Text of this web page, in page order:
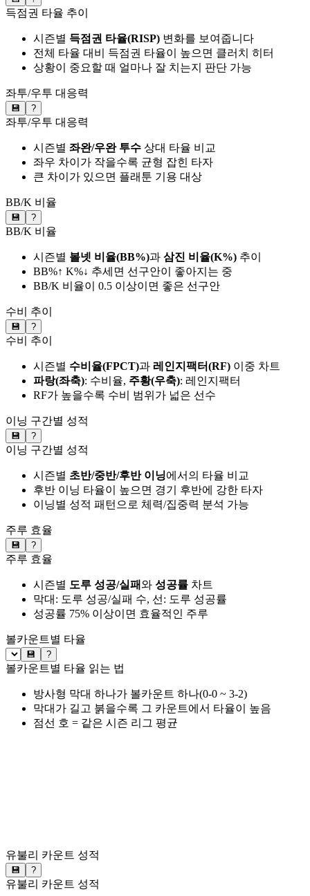
득점권 타율 추이
시즌별 득점권 타율(RISP) 변화를 보여줍니다
전체 타율 대비 득점권 타율이 높으면 클러치 히터
상황이 중요할 때 얼마나 잘 치는지 판단 가능
좌투/우투 대응력
💾 ?
좌투/우투 대응력
시즌별 좌완/우완 투수 상대 타율 비교
좌우 차이가 작을수록 균형 잡힌 타자
큰 차이가 있으면 플래툰 기용 대상
BB/K 비율
💾 ?
BB/K 비율
시즌별 볼넷 비율(BB%)과 삼진 비율(K%) 추이
BB%↑ K%↓ 추세면 선구안이 좋아지는 중
BB/K 비율이 0.5 이상이면 좋은 선구안
수비 추이
💾 ?
수비 추이
시즌별 수비율(FPCT)과 레인지팩터(RF) 이중 차트
파랑(좌축): 수비율, 주황(우축): 레인지팩터
RF가 높을수록 수비 범위가 넓은 선수
이닝 구간별 성적
💾 ?
이닝 구간별 성적
시즌별 초반/중반/후반 이닝에서의 타율 비교
후반 이닝 타율이 높으면 경기 후반에 강한 타자
이닝별 성적 패턴으로 체력/집중력 분석 가능
주루 효율
💾 ?
주루 효율
시즌별 도루 성공/실패와 성공률 차트
막대: 도루 성공/실패 수, 선: 도루 성공률
성공률 75% 이상이면 효율적인 주루
볼카운트별 타율
💾 ?
볼카운트별 타율 읽는 법
방사형 막대 하나가 볼카운트 하나(0-0 ~ 3-2)
막대가 길고 붉을수록 그 카운트에서 타율이 높음
점선 호 = 같은 시즌 리그 평균
유불리 카운트 성적
💾 ?
유불리 카운트 성적